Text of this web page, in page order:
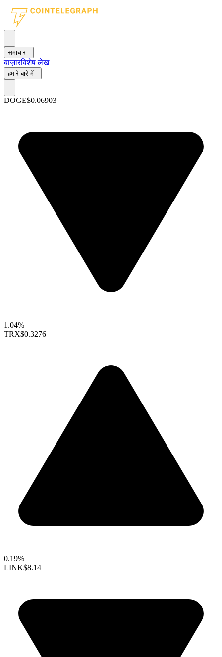
समाचार
बाज़ारविशेष लेख
हमारे बारे में
DOGE$0.06903
1.04%
TRX$0.3276
0.19%
LINK$8.14